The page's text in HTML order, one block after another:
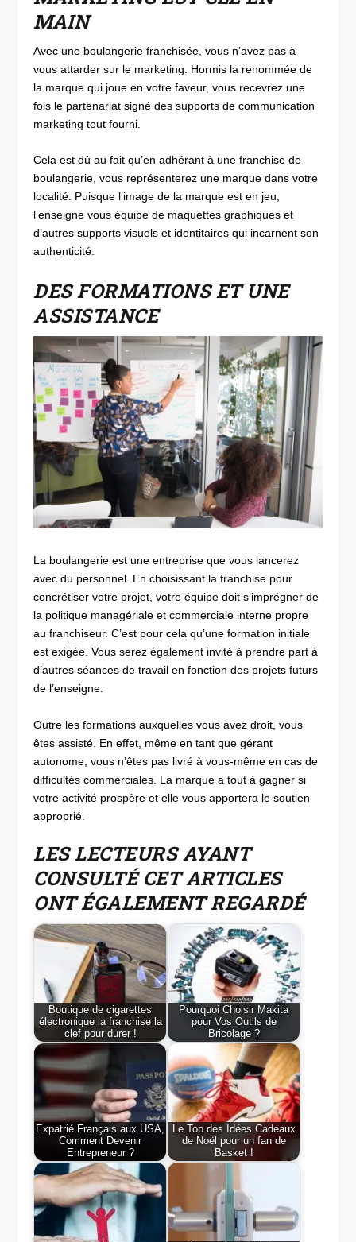
MAIN
Avec une boulangerie franchisée, vous n’avez pas à
vous attarder sur le marketing. Hormis la renommée de
la marque qui joue en votre faveur, vous recevrez une
fois le partenariat signé des supports de communication
marketing tout fourni.
Cela est dû au fait qu’en adhérant à une franchise de
boulangerie, vous représenterez une marque dans votre
localité. Puisque l’image de la marque est en jeu,
l’enseigne vous équipe de maquettes graphiques et
d’autres supports visuels et identitaires qui incarnent son
authenticité.
DES FORMATIONS ET UNE
ASSISTANCE
La boulangerie est une entreprise que vous lancerez
avec du personnel. En choisissant la franchise pour
concrétiser votre projet, votre équipe doit s’imprégner de
la politique managériale et commerciale interne propre
au franchiseur. C’est pour cela qu’une formation initiale
est exigée. Vous serez également invité à prendre part à
d’autres séances de travail en fonction des projets futurs
de l’enseigne.
Outre les formations auxquelles vous avez droit, vous
êtes assisté. En effet, même en tant que gérant
autonome, vous n’êtes pas livré à vous-même en cas de
difficultés commerciales. La marque a tout à gagner si
votre activité prospère et elle vous apportera le soutien
approprié.
LES LECTEURS AYANT
CONSULTÉ CET ARTICLES
ONT ÉGALEMENT REGARDÉ
Boutique de cigarettes
électronique la franchise la
clef pour durer !
Pourquoi Choisir Makita
pour Vos Outils de
Bricolage ?
Expatrié Français aux USA,
Comment Devenir
Entrepreneur ?
Le Top des Idées Cadeaux
de Noël pour un fan de
Basket !